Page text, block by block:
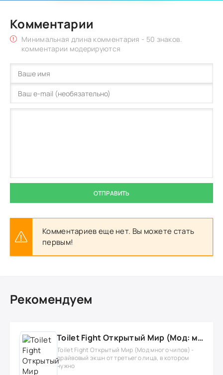
Комментарии
Минимальная длина комментария - 50 знаков.
комментарии модерируются
ОТПРАВИТЬ
Комментариев еще нет. Вы можете стать
первым!
Рекомендуем
Toilet Fight Открытый Мир (Мод: много чипов, денег, все открыто, бессмертие, урон, 50+ читов)
Toilet Fight Открытый Мир (Мод много чипов) -
драйвовый экшн от третьего лица, в котором
нужно